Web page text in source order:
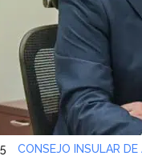
CONSEJO INSULAR